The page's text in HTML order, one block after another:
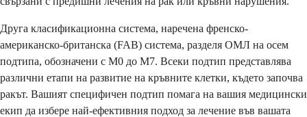
Друга класификационна система, наречена френско-
американско-британска (FAB) система, разделя ОМЛ на осем
подтипа, обозначени с M0 до M7. Всеки подтип представлява
различни етапи на развитие на кръвните клетки, където започва
ракът. Вашият специфичен подтип помага на вашия медицински
екип да избере най-ефективния подход за лечение във вашата